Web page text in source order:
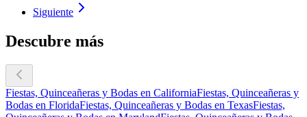
Siguiente
Descubre más
Fiestas, Quinceañeras y Bodas en CaliforniaFiestas, Quinceañeras y
Bodas en FloridaFiestas, Quinceañeras y Bodas en TexasFiestas,